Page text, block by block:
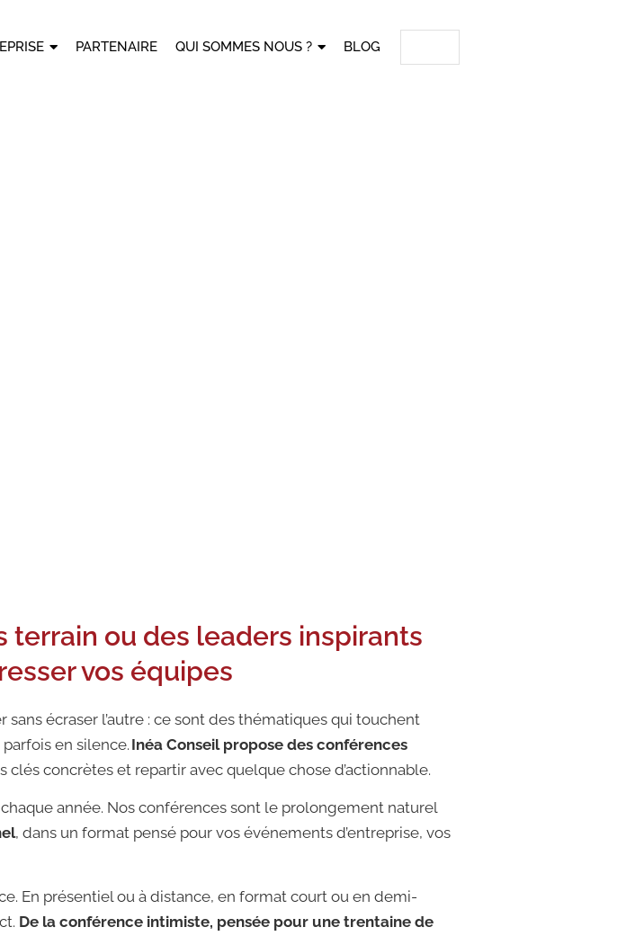
PARTENAIRE QUI SOMMES NOUS ? BLOG
terrain ou des leaders inspirants
vos équipes
sans écraser l’autre : ce sont des thématiques qui touchent
en silence. Inéa Conseil propose des conférences
concrètes et repartir avec quelque chose d’actionnable.
année. Nos conférences sont le prolongement naturel
, dans un format pensé pour vos événements d’entreprise, vos
En présentiel ou à distance, en format court ou en demi-
De la conférence intimiste, pensée pour une trentaine de